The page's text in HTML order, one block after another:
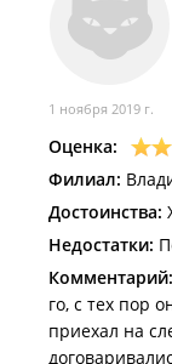
1 ноября 2019 г.
Оценка:
Филиал:
Достоинства:
Недостатки:
Комментарий:
го, с тех пор
приехал на